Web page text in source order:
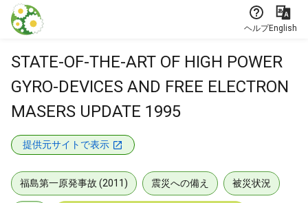
本文に飛ぶ
ヘルプEnglish
STATE-OF-THE-ART OF HIGH POWER
GYRO-DEVICES AND FREE ELECTRON
MASERS UPDATE 1995
提供元サイトで表示
福島第一原発事故 (2011) 震災への備え 被災状況